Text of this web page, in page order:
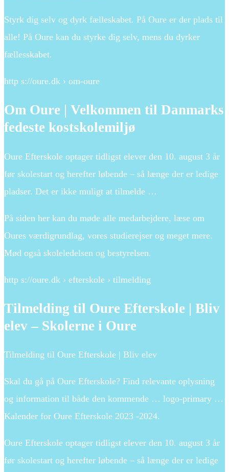
Styrk dig selv og dyrk fælleskabet. På Oure er der plads til
alle! På Oure kan du styrke dig selv, mens du dyrker
fællesskabet.
http s://oure.dk › om-oure
Om Oure | Velkommen til Danmarks
fedeste kostskolemiljø
Oure Efterskole optager tidligst elever den 10. august 3 år
før skolestart og herefter løbende – så længe der er ledige
pladser. Det er ikke muligt at tilmelde …
På siden her kan du møde alle medarbejdere, læse om
Oures værdigrundlag, vores studierejser og meget mere.
Mød også skoleledelsen og bestyrelsen.
http s://oure.dk › efterskole › tilmelding
Tilmelding til Oure Efterskole | Bliv
elev – Skolerne i Oure
Tilmelding til Oure Efterskole | Bliv elev
Skal du gå på Oure Efterskole? Find relevante oplysning
og information til både den kommende … logo-primary …
Kalender for Oure Efterskole 2023 -2024.
Oure Efterskole optager tidligst elever den 10. august 3 år
før skolestart og herefter løbende – så længe der er ledige